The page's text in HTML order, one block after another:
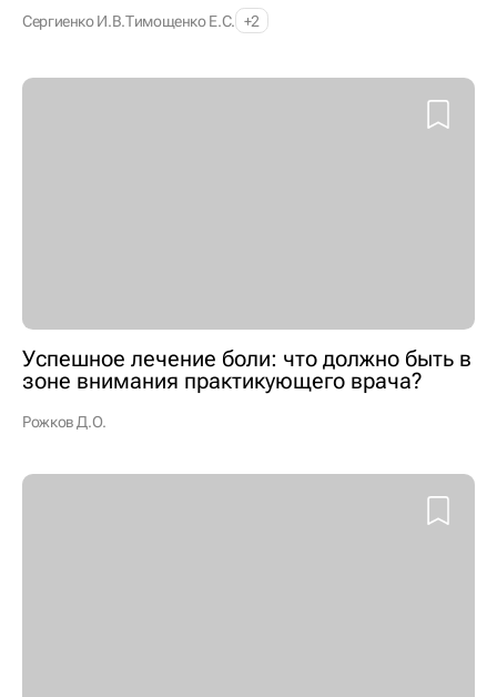
Сергиенко И.В.Тимощенко Е.С. +2
Успешное лечение боли: что должно быть в
зоне внимания практикующего врача?
Рожков Д.О.